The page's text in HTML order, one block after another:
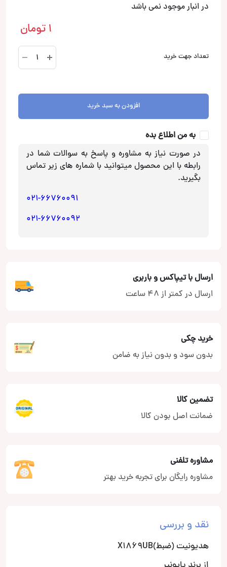
در انبار موجود نمی باشد
1 تومان
تعداد جهت خرید
DXT-
X1869UB
افزودن به سبد خرید
به من اطلاع بده
در صورت نیاز به مشاوره و پاسخ به سوالات شما در
رابطه با این محصول میتوانید با شماره های زیر تماس
بگیرید.
021-66760091
021-66760092
ارسال با تیپاکس و باربری
ارسال در کمتر از 48 ساعت
خرید چکی
بدون سود و بدون نیاز به ضامن
تضمین کالا
ضمانت اصل بودن کالا
مشاوره تلفنی
مشاوره رایگان برای تجربه خرید بهتر
نقد و بررسی
هدیونیت (ضبط)X1869UB